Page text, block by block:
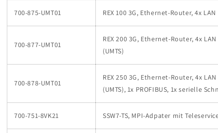
700-875-UMT01 REX 100 3G, Ethernet-Router, 4x
700-877-UMT01
REX 200 3G, Ethernet-Router, 4x
(UMTS)
700-878-UMT01
REX 250 3G, Ethernet-Router, 4x
(UMTS), 1x PROFIBUS, 1x serielle
700-751-8VK21 SSW7-TS, MPI-Adpater mit